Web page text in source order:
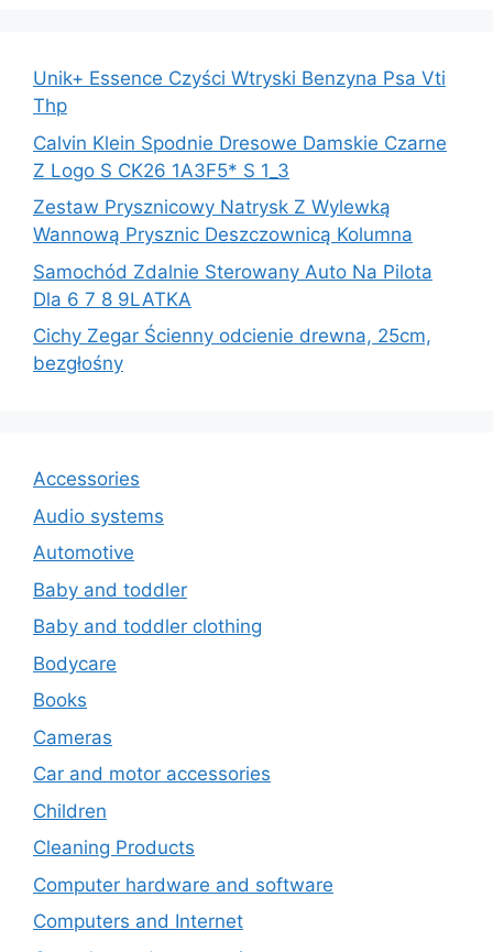
Unik+ Essence Czyści Wtryski Benzyna Psa Vti
Thp
Calvin Klein Spodnie Dresowe Damskie Czarne
Z Logo S CK26 1A3F5* S 1_3
Zestaw Prysznicowy Natrysk Z Wylewką
Wannową Prysznic Deszczownicą Kolumna
Samochód Zdalnie Sterowany Auto Na Pilota
Dla 6 7 8 9LATKA
Cichy Zegar Ścienny odcienie drewna, 25cm,
bezgłośny
Accessories
Audio systems
Automotive
Baby and toddler
Baby and toddler clothing
Bodycare
Books
Cameras
Car and motor accessories
Children
Cleaning Products
Computer hardware and software
Computers and Internet